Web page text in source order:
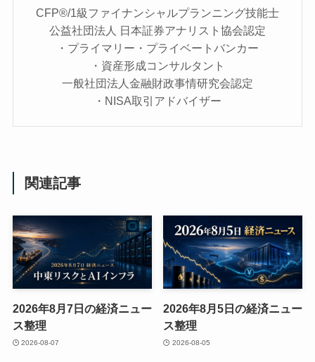
CFP®/1級ファイナンシャルプランニング技能士
公益社団法人 日本証券アナリスト協会認定
・プライマリー・プライベートバンカー
・資産形成コンサルタント
一般社団法人金融財政事情研究会認定
・NISA取引アドバイザー
関連記事
2026年8月7日の経済ニュー
ス整理
2026-08-07
2026年8月5日の経済ニュー
ス整理
2026-08-05